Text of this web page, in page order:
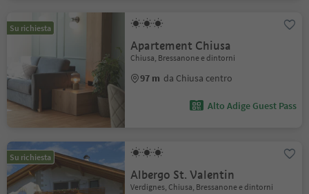
Su richiesta
Apartement Chiusa
Chiusa, Bressanone e dintorni
97 m da Chiusa centro
Alto Adige Guest Pass
Su richiesta
Albergo St. Valentin
Verdignes, Chiusa, Bressanone e dintorni